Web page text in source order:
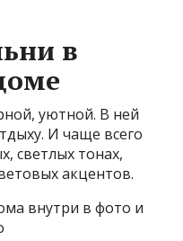
в
уютной. В ней
И чаще всего
светлых тонах,
акцентов.